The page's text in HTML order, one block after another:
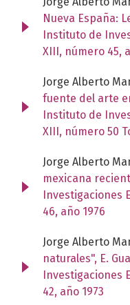
Nueva España:
Instituto de
XIII, número 45,
Jorge Alberto
fuente del arte
Instituto de
XIII, número 50
Jorge Alberto
mexicana
Investigaciones
46, año 1976
Jorge Alberto
naturales", E.
Investigaciones
42, año 1973